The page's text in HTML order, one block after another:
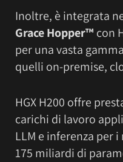
Inoltre, è integrata
Grace Hopper™ con
per una vasta
quelli on-premise,
HGX H200 offre
carichi di lavoro
LLM e inferenza per
175 miliardi di